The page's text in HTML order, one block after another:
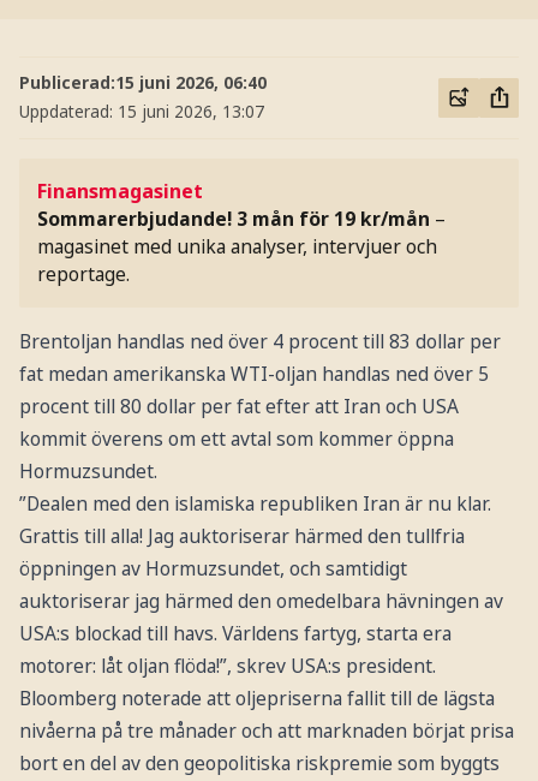
Publicerad:15 juni 2026, 06:40
Uppdaterad: 15 juni 2026, 13:07
Finansmagasinet
Sommarerbjudande! 3 mån för 19 kr/mån –
magasinet med unika analyser, intervjuer och
reportage.
Brentoljan handlas ned över 4 procent till 83 dollar per
fat medan amerikanska WTI-oljan handlas ned över 5
procent till 80 dollar per fat efter att Iran och USA
kommit överens om ett avtal som kommer öppna
Hormuzsundet.
”Dealen med den islamiska republiken Iran är nu klar.
Grattis till alla! Jag auktoriserar härmed den tullfria
öppningen av Hormuzsundet, och samtidigt
auktoriserar jag härmed den omedelbara hävningen av
USA:s blockad till havs. Världens fartyg, starta era
motorer: låt oljan flöda!”, skrev USA:s president.
Bloomberg noterade att oljepriserna fallit till de lägsta
nivåerna på tre månader och att marknaden börjat prisa
bort en del av den geopolitiska riskpremie som byggts